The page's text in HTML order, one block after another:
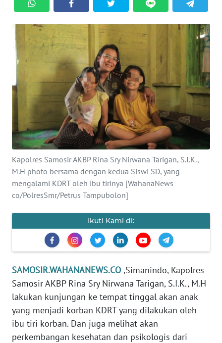
Kapolres Samosir AKBP Rina Sry Nirwana Tarigan, S.I.K.,
M.H photo bersama dengan kedua Siswi SD, yang
mengalami KDRT oleh ibu tirinya [WahanaNews
co/PolresSmr/Petrus Tampubolon]
Ikuti Kami di:
SAMOSIR.WAHANANEWS.CO ,Simanindo, Kapolres
Samosir AKBP Rina Sry Nirwana Tarigan, S.I.K., M.H
lakukan kunjungan ke tempat tinggal akan anak
yang menjadi korban KDRT yang dilakukan oleh
ibu tiri korban. Dan juga melihat akan
perkembangan kesehatan dan psikologis dari
INFO
TENTANG
KAMI
PEDOMAN
MEDIA
SIBER
REDAKSI
KARIR
DISCLAIMER
News
WN
JAKARTA
WN
JABAR